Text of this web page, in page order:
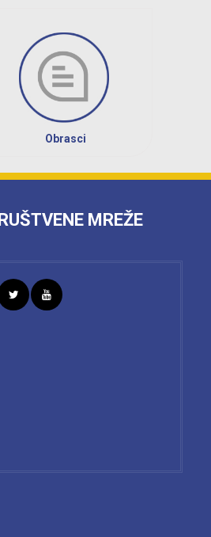
Obrasci
MREŽE